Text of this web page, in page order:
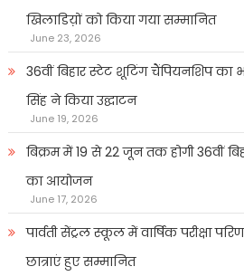
खिलाडिय़ों को किया गया सम्मानित
June 23, 2026
36वीं बिहार स्टेट शूटिंग चैंपियनशिप का
सिंह ने किया उद्घाटन
June 19, 2026
बिक्रम में 19 से 22 जून तक होगी 36वीं
का आयोजन
June 17, 2026
पार्वती सेंट्रल स्कूल में वार्षिक परीक्षा
छात्राएं हुए सम्मानित